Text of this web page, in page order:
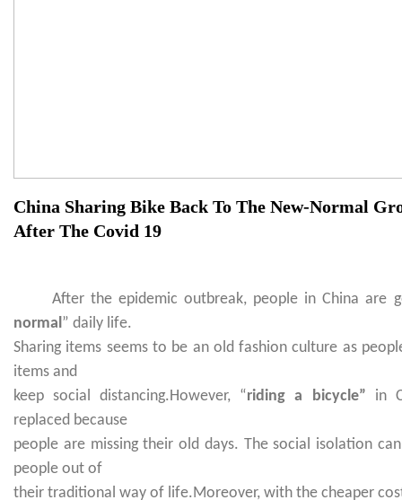
China Sharing Bike Back To The New-Normal
After The Covid 19
After the epidemic outbreak, people in China are
normal” daily life.
Sharing items seems to be an old fashion culture as
items and
keep social distancing.However, “riding a bicycle”
in
replaced because
people are missing their old days. The social isolation
people out of
their traditional way of life.Moreover, with the cheaper